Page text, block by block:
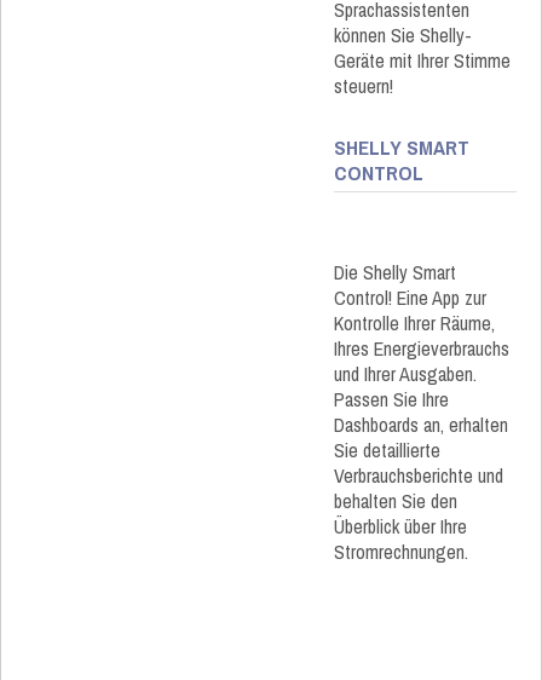
Sprachassistenten
können Sie Shelly-
Geräte mit Ihrer Stimme
steuern!
SHELLY SMART
CONTROL
Die Shelly Smart
Control! Eine App zur
Kontrolle Ihrer Räume,
Ihres Energieverbrauchs
und Ihrer Ausgaben.
Passen Sie Ihre
Dashboards an, erhalten
Sie detaillierte
Verbrauchsberichte und
behalten Sie den
Überblick über Ihre
Stromrechnungen.